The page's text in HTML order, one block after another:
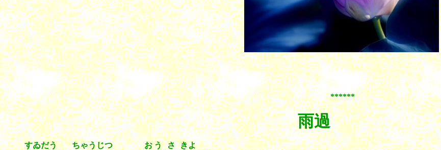
******
雨過
すゐだう ちゃうじつ おう さ きよ